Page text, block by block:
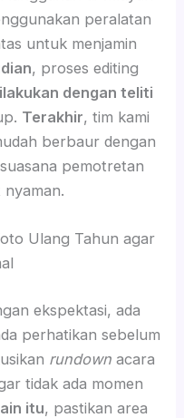
peralatan
untuk menjamin
, proses editing
dengan teliti
Terakhir, tim kami
berbaur dengan
pemotretan
nyaman.
Ulang Tahun agar
ekspektasi, ada
perhatikan sebelum
rundownacara
tidak ada momen
itu, pastikan area